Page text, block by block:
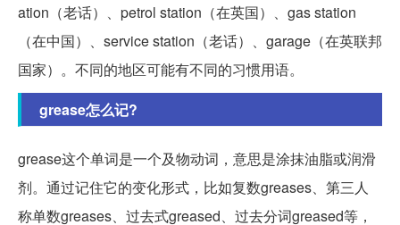
ation（老话）、petrol station（在英国）、gas station
（在中国）、service station（老话）、garage（在英联邦
国家）。不同的地区可能有不同的习惯用语。
grease怎么记?
grease这个单词是一个及物动词，意思是涂抹油脂或润滑
剂。通过记住它的变化形式，比如复数greases、第三人
称单数greases、过去式greased、过去分词greased等，